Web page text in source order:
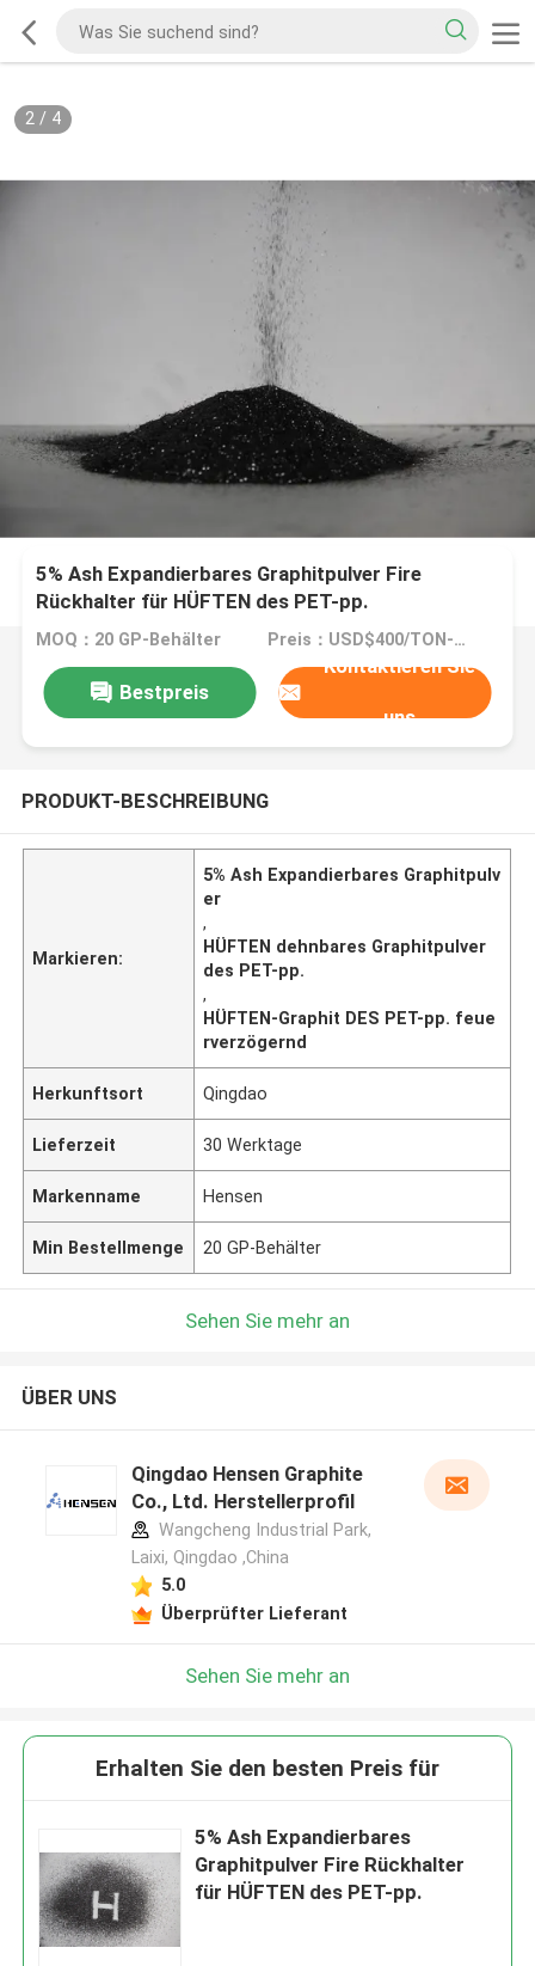
2/ 4
5% Ash Expandierbares Graphitpulver Fire
Rückhalter für HÜFTEN des PET-pp.
MOQ：20 GP-Behälter Preis：USD$400/TON-USD$3000/TON
Bestpreis
Kontaktieren Sie
uns
PRODUKT-BESCHREIBUNG
Markieren:
5% Ash Expandierbares Graphitpulv
er
,
HÜFTEN dehnbares Graphitpulver
des PET-pp.
,
HÜFTEN-Graphit DES PET-pp. feue
rverzögernd
Herkunftsort Qingdao
Lieferzeit 30 Werktage
Markenname Hensen
Min Bestellmenge 20 GP-Behälter
Sehen Sie mehr an
ÜBER UNS
Qingdao Hensen Graphite
Co., Ltd. Herstellerprofil
Wangcheng Industrial Park,
Laixi, Qingdao ,China
5.0
Überprüfter Lieferant
Sehen Sie mehr an
Erhalten Sie den besten Preis für
5% Ash Expandierbares
Graphitpulver Fire Rückhalter
für HÜFTEN des PET-pp.